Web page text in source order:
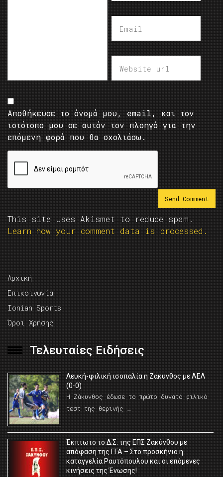
Αποθήκευσε το όνομά μου, email, και τον
ιστότοπο μου σε αυτόν τον πλοηγό για την
επόμενη φορά που θα σχολιάσω.
This site uses Akismet to reduce spam.
Learn how your comment data is processed.
Αρχική
Επικοινωνία
Ionian Sports
Όροι Χρήσης
Τελευταίες Ειδήσεις
Λευκή-φιλική ισοπαλία η Ζάκυνθος με ΑΕΛ
(0-0)
Η Ζάκυνθος έδωσε το πρώτο δυνατό φιλικό
τεστ της θερινής …
Έκπτωτο το Δ.Σ. της ΕΠΣ Ζακύνθου με
απόφαση της ΓΓΑ – Στο προσκήνιο η
καταγγελία Ραυτόπουλου και οι επόμενες
κινήσεις της Ένωσης!